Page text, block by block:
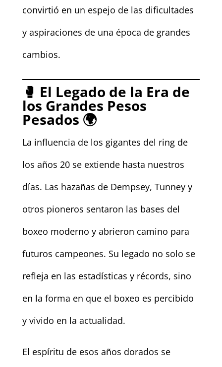
convirtió en un espejo de las dificultades
y aspiraciones de una época de grandes
cambios.
🥊 El Legado de la Era de
los Grandes Pesos
Pesados 🌍
La influencia de los gigantes del ring de
los años 20 se extiende hasta nuestros
días. Las hazañas de Dempsey, Tunney y
otros pioneros sentaron las bases del
boxeo moderno y abrieron camino para
futuros campeones. Su legado no solo se
refleja en las estadísticas y récords, sino
en la forma en que el boxeo es percibido
y vivido en la actualidad.
El espíritu de esos años dorados se